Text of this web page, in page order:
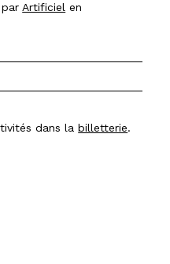
parArtificiel en
dans labilletterie.